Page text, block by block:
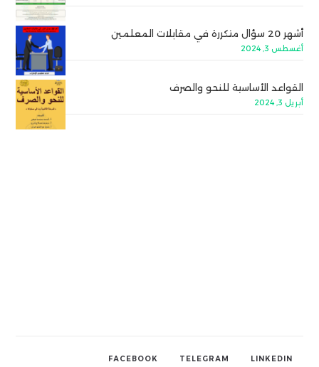
أشهر 20 سؤال متكررة في مقابلات المعلمين
أغسطس 3, 2024
القواعد الأساسية للنحو والصرف
أبريل 3, 2024
LINKEDIN
TELEGRAM
FACEBOOK